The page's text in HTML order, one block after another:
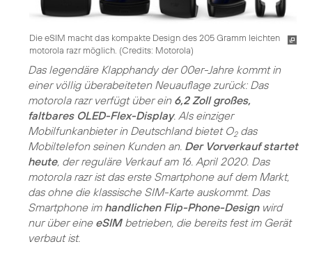
Die eSIM macht das kompakte Design des 205 Gramm leichten
motorola razr möglich. (Credits: Motorola)
Das legendäre Klapphandy der 00er-Jahre kommt in
einer völlig überabeiteten Neuauflage zurück: Das
motorola razr verfügt über ein 6,2 Zoll großes,
faltbares OLED-Flex-Display. Als einziger
Mobilfunkanbieter in Deutschland bietet O2das
Mobiltelefon seinen Kunden an. Der Vorverkauf startet
heute, der reguläre Verkauf am 16. April 2020. Das
motorola razr ist das erste Smartphone auf dem Markt,
das ohne die klassische SIM-Karte auskommt. Das
Smartphone im handlichen Flip-Phone-Designwird
nur über eine eSIMbetrieben, die bereits fest im Gerät
verbaut ist.